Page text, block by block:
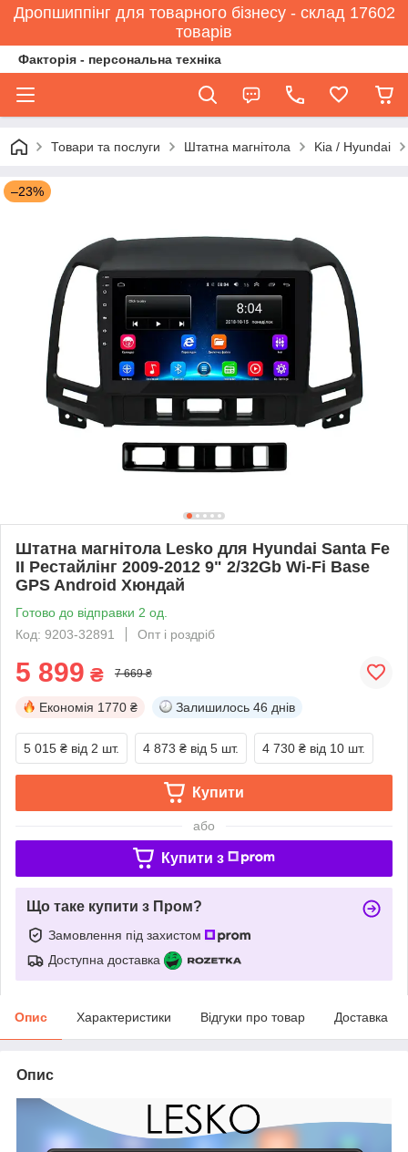
Дропшиппінг для товарного бізнесу - склад 17602
товарів
Факторія - персональна техніка
Товари та послуги Штатна магнітола Kia / Hyundai
–23%
Штатна магнітола Lesko для Hyundai Santa Fe
II Рестайлінг 2009-2012 9" 2/32Gb Wi-Fi Base
GPS Android Хюндай
Готово до відправки 2 од.
Код: 9203-32891
Опт і роздріб
5 899 ₴ 7 669 ₴
Економія 1770 ₴ Залишилось 46 днів
5 015 ₴ від 2 шт. 4 873 ₴ від 5 шт. 4 730 ₴ від 10 шт.
Купити
або
Купити з
Що таке купити з Пром?
Замовлення під захистом
Доступна доставка
Опис Характеристики Відгуки про товар Доставка
Опис